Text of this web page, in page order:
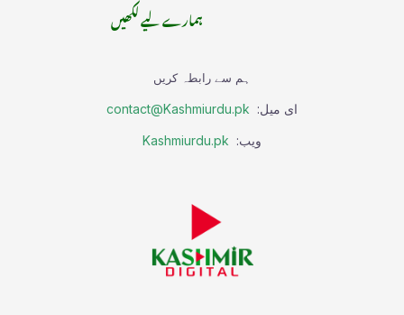
ہمارے لیے لکھیں
ہم سے رابطہ کریں
ای میل: contact@Kashmiurdu.pk
ویب: Kashmiurdu.pk